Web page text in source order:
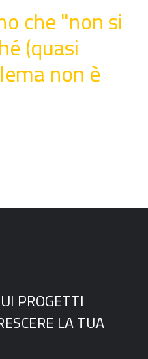
che "non si
(quasi
non è
PROGETTI
LA TUA